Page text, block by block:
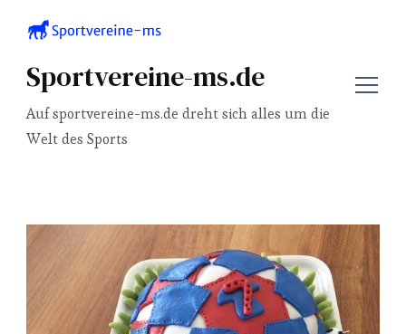
Sportvereine-ms.de
Auf sportvereine-ms.de dreht sich alles um die
Welt des Sports